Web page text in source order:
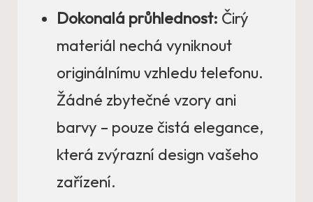
Dokonalá průhlednost: Čirý
materiál nechá vyniknout
originálnímu vzhledu telefonu.
Žádné zbytečné vzory ani
barvy – pouze čistá elegance,
která zvýrazní design vašeho
zařízení.